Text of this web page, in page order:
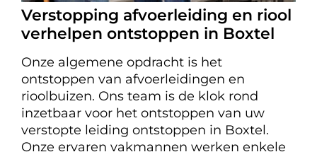
Verstopping afvoerleiding en riool
verhelpen ontstoppen in Boxtel
Onze algemene opdracht is het
ontstoppen van afvoerleidingen en
rioolbuizen. Ons team is de klok rond
inzetbaar voor het ontstoppen van uw
verstopte leiding ontstoppen in Boxtel.
Onze ervaren vakmannen werken enkele